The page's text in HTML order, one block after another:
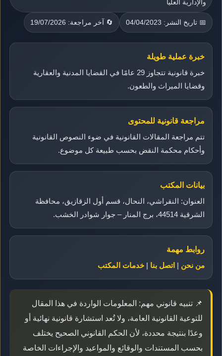
والإدارية العليا
📅 تاريخ النشر: 04/04/2023 🔄 آخر مراجعة: 19/07/2026
خبرة عملية طويلة
خبرة قانونية تتجاوز 29 عامًا في القضايا المدنية والعقارية
وقضايا الميراث والطعون.
مراجعة قانونية للمحتوى
تتم مراجعة المقالات القانونية في ضوء النصوص القانونية
وأحكام محكمة النقض بحسب طبيعة كل موضوع.
بيانات المكتب
العنوان: النقراشي، النحال، قسم أول الزقازيق، محافظة
الشرقية 44514، برج المنار – جوار شوادر الخشب.
روابط مهمة
من نحن | اتصل بنا | خدمات المكتب
📌 تنبيه قانوني مهم: المعلومات الواردة في هذا المقال
للتوعية القانونية العامة، ولا تُعد استشارة قانونية نهائية أو
وعدًا بنتيجة محددة، لأن الحكم القانوني الصحيح يختلف
بحسب المستندات والوقائع والمواعيد والإجراءات الخاصة